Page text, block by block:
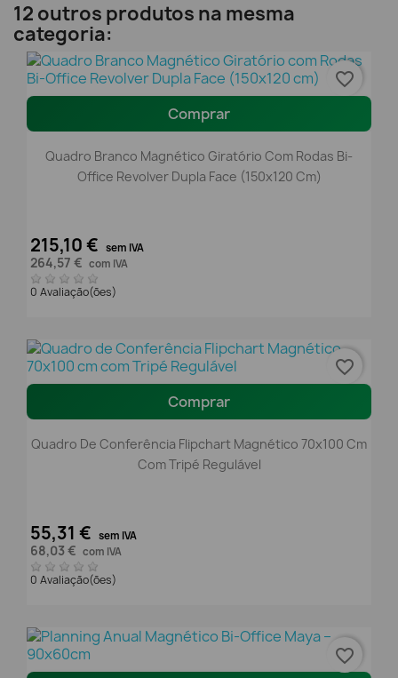
12 outros produtos na mesma
categoria:
Comprar
Quadro Branco Magnético Giratório Com Rodas Bi-
Office Revolver Dupla Face (150x120 Cm)
215,10 € sem IVA
264,57 € com IVA
0 Avaliação(ões)
favorite_border
Comprar
Quadro De Conferência Flipchart Magnético 70x100 Cm
Com Tripé Regulável
55,31 € sem IVA
68,03 € com IVA
0 Avaliação(ões)
favorite_border
favorite_border